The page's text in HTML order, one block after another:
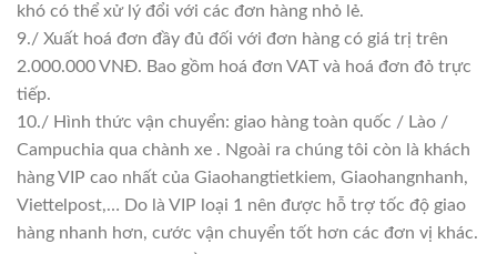
khó có thể xử lý đổi với các đơn hàng nhỏ lẻ.
9./ Xuất hoá đơn đầy đủ đối với đơn hàng có giá trị trên
2.000.000 VNĐ. Bao gồm hoá đơn VAT và hoá đơn đỏ trực
tiếp.
10./ Hình thức vận chuyển: giao hàng toàn quốc / Lào /
Campuchia qua chành xe . Ngoài ra chúng tôi còn là khách
hàng VIP cao nhất của Giaohangtietkiem, Giaohangnhanh,
Viettelpost,… Do là VIP loại 1 nên được hỗ trợ tốc độ giao
hàng nhanh hơn, cước vận chuyển tốt hơn các đơn vị khác.